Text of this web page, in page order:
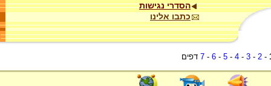
הסדרי נגישות
כתבו אלינו
-
2
-
3
-
4
-
5
-
6
-
7 דפים